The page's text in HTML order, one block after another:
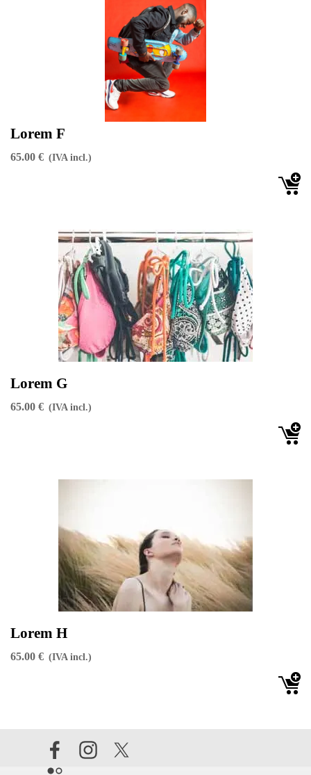
Lorem F
65.00 € (IVA incl.)
Lorem G
65.00 € (IVA incl.)
Lorem H
65.00 € (IVA incl.)